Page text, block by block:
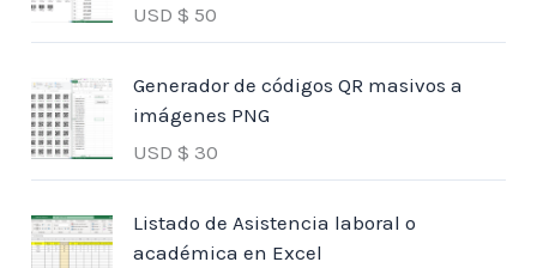
USD $ 50
Generador de códigos QR masivos a
imágenes PNG
USD $ 30
Listado de Asistencia laboral o
académica en Excel